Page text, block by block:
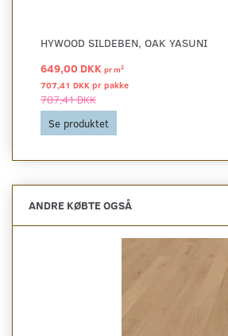
HYWOOD SILDEBEN, OAK YASUNI
649,00 DKK prm2
707,41 DKK pr pakke
707,41 DKK
Se produktet
ANDRE KØBTE OGSÅ